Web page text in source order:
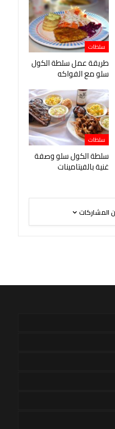
سلطات
طريقة عمل سلطة الكول
سلو مع الفواكه
سلطات
سلطة الكول سلو وصفة
غنية بالفيتامينات
المشاركات